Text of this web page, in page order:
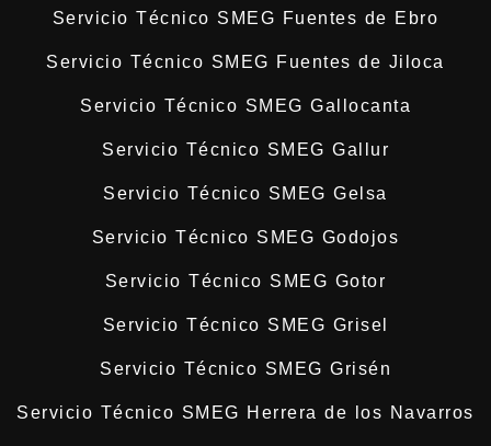
Servicio Técnico SMEG Fuentes de Ebro
Servicio Técnico SMEG Fuentes de Jiloca
Servicio Técnico SMEG Gallocanta
Servicio Técnico SMEG Gallur
Servicio Técnico SMEG Gelsa
Servicio Técnico SMEG Godojos
Servicio Técnico SMEG Gotor
Servicio Técnico SMEG Grisel
Servicio Técnico SMEG Grisén
Servicio Técnico SMEG Herrera de los Navarros